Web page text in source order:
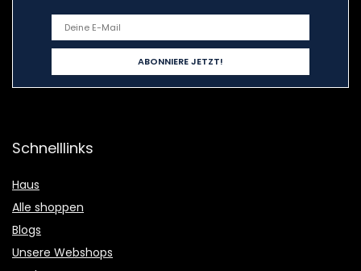
Schnelllinks
Haus
Alle shoppen
Blogs
Unsere Webshops